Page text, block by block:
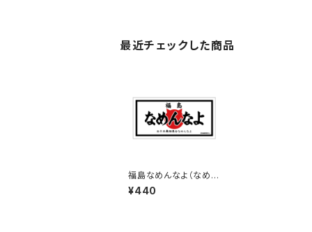
最近チェックした商品
福島なめんなよ（なめね
こ）ご当地ステッカー B-
3
¥440